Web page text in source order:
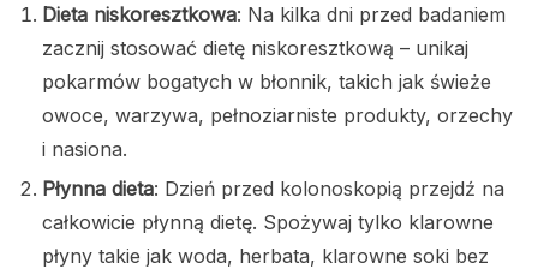
Dieta niskoresztkowa: Na kilka dni przed badaniem
zacznij stosować dietę niskoresztkową – unikaj
pokarmów bogatych w błonnik, takich jak świeże
owoce, warzywa, pełnoziarniste produkty, orzechy
i nasiona.
Płynna dieta: Dzień przed kolonoskopią przejdź na
całkowicie płynną dietę. Spożywaj tylko klarowne
płyny takie jak woda, herbata, klarowne soki bez